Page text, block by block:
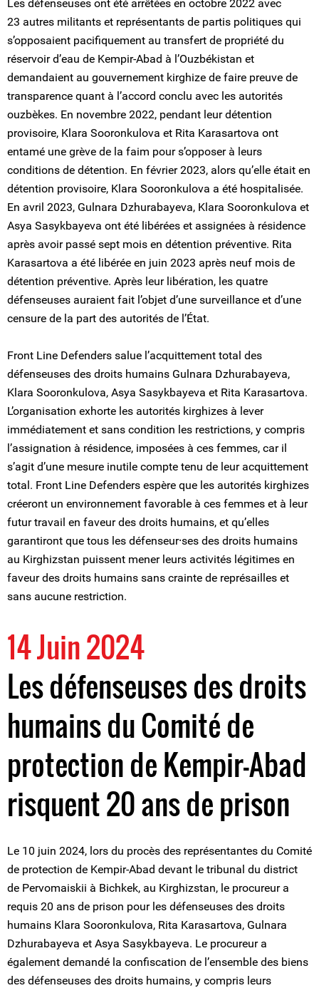
Les défenseuses ont été arrêtées en octobre 2022 avec
23 autres militants et représentants de partis politiques qui
s’opposaient pacifiquement au transfert de propriété du
réservoir d’eau de Kempir-Abad à l’Ouzbékistan et
demandaient au gouvernement kirghize de faire preuve de
transparence quant à l’accord conclu avec les autorités
ouzbèkes. En novembre 2022, pendant leur détention
provisoire, Klara Sooronkulova et Rita Karasartova ont
entamé une grève de la faim pour s’opposer à leurs
conditions de détention. En février 2023, alors qu’elle était en
détention provisoire, Klara Sooronkulova a été hospitalisée.
En avril 2023, Gulnara Dzhurabayeva, Klara Sooronkulova et
Asya Sasykbayeva ont été libérées et assignées à résidence
après avoir passé sept mois en détention préventive. Rita
Karasartova a été libérée en juin 2023 après neuf mois de
détention préventive. Après leur libération, les quatre
défenseuses auraient fait l’objet d’une surveillance et d’une
censure de la part des autorités de l’État.
Front Line Defenders salue l’acquittement total des
défenseuses des droits humains Gulnara Dzhurabayeva,
Klara Sooronkulova, Asya Sasykbayeva et Rita Karasartova.
L’organisation exhorte les autorités kirghizes à lever
immédiatement et sans condition les restrictions, y compris
l’assignation à résidence, imposées à ces femmes, car il
s’agit d’une mesure inutile compte tenu de leur acquittement
total. Front Line Defenders espère que les autorités kirghizes
créeront un environnement favorable à ces femmes et à leur
futur travail en faveur des droits humains, et qu’elles
garantiront que tous les défenseur⸱ses des droits humains
au Kirghizstan puissent mener leurs activités légitimes en
faveur des droits humains sans crainte de représailles et
sans aucune restriction.
14 Juin 2024
Les défenseuses des droits
humains du Comité de
protection de Kempir-Abad
risquent 20 ans de prison
Le 10 juin 2024, lors du procès des représentantes du Comité
de protection de Kempir-Abad devant le tribunal du district
de Pervomaiskii à Bichkek, au Kirghizstan, le procureur a
requis 20 ans de prison pour les défenseuses des droits
humains Klara Sooronkulova, Rita Karasartova, Gulnara
Dzhurabayeva et Asya Sasykbayeva. Le procureur a
également demandé la confiscation de l’ensemble des biens
des défenseuses des droits humains, y compris leurs